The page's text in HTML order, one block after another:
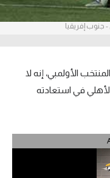
جنوب إفريقيا
الأولمبي، إنه لا
في استعادته